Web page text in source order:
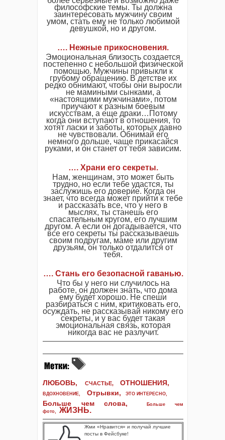
философские темы. Ты должна
заинтересовать мужчину своим
умом, стать ему не только любимой
девушкой, но и другом.
…. Нежные прикосновения.
Эмоциональная близость создается
постепенно с небольшой физической
помощью. Мужчины привыкли к
грубому обращению. В детстве их
редко обнимают, чтобы они выросли
не мамиными сынками, а
«настоящими мужчинами», потом
приучают к разным боевым
искусствам, а еще драки…Потому
когда они вступают в отношения, то
хотят ласки и заботы, которых давно
не чувствовали. Обнимай его
немного дольше, чаще прикасайся
руками, и он станет от тебя зависим.
…. Храни его секреты.
Нам, женщинам, это может быть
трудно, но если тебе удастся, ты
заслужишь его доверие. Когда он
знает, что всегда может прийти к тебе
и рассказать все, что у него в
мыслях, ты станешь его
спасательным кругом, его лучшим
другом. А если он догадывается, что
все его секреты ты рассказываешь
своим подругам, маме или другим
друзьям, он только отдалится от
тебя.
…. Стань его безопасной гаванью.
Что бы у него ни случилось на
работе, он должен знать, что дома
ему будет хорошо. Не спеши
разбираться с ним, критиковать его,
осуждать, не рассказывай никому его
секреты, и у вас будет такая
эмоциональная связь, которая
никогда вас не разлучит.
ЛЮБОВЬ, СЧАСТЬЕ, ОТНОШЕНИЯ,
ВДОХНОВЕНИЕ, Отрывки, ЭТО ИНТЕРЕСНО,
Больше чем слова,
Больше чем
фото, ЖИЗНЬ.
Жми «Нравится» и получай лучшие
посты в Фейсбуке!